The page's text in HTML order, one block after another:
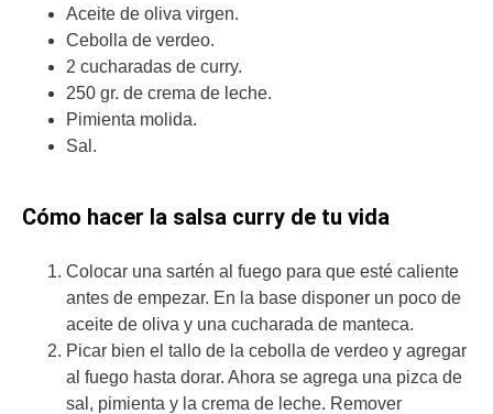
Aceite de oliva virgen.
Cebolla de verdeo.
2 cucharadas de curry.
250 gr. de crema de leche.
Pimienta molida.
Sal.
Cómo hacer la salsa curry de tu vida
Colocar una sartén al fuego para que esté caliente
antes de empezar. En la base disponer un poco de
aceite de oliva y una cucharada de manteca.
Picar bien el tallo de la cebolla de verdeo y agregar
al fuego hasta dorar. Ahora se agrega una pizca de
sal, pimienta y la crema de leche. Remover